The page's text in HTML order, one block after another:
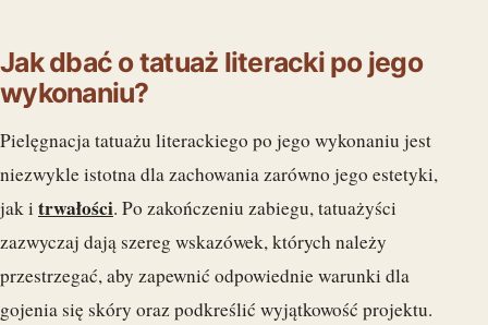
Jak dbać o tatuaż literacki po jego
wykonaniu?
Pielęgnacja tatuażu literackiego po jego wykonaniu jest
niezwykle istotna dla zachowania zarówno jego estetyki,
jak i trwałości. Po zakończeniu zabiegu, tatuażyści
zazwyczaj dają szereg wskazówek, których należy
przestrzegać, aby zapewnić odpowiednie warunki dla
gojenia się skóry oraz podkreślić wyjątkowość projektu.